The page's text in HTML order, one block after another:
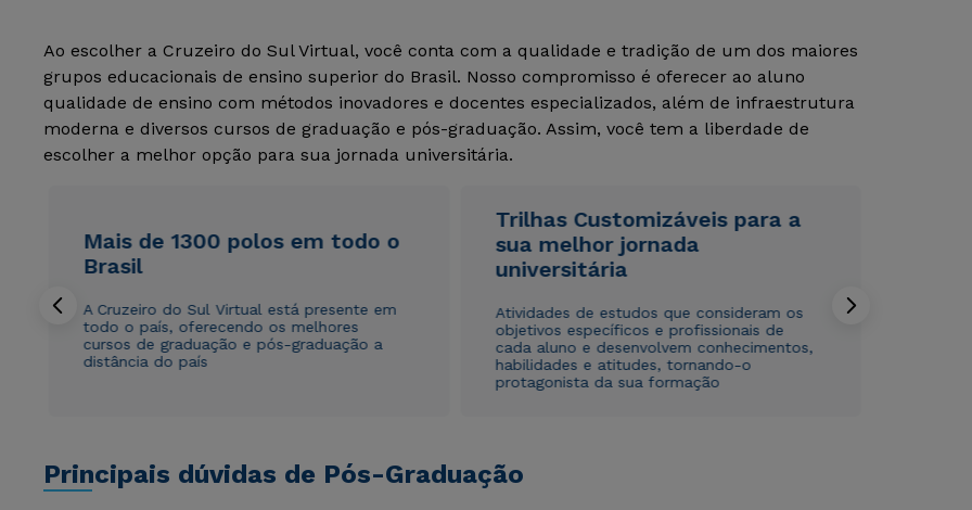
Ao escolher a Cruzeiro do Sul Virtual, você conta com a qualidade e tradição de um dos maiores
grupos educacionais de ensino superior do Brasil. Nosso compromisso é oferecer ao aluno
qualidade de ensino com métodos inovadores e docentes especializados, além de infraestrutura
moderna e diversos cursos de graduação e pós-graduação. Assim, você tem a liberdade de
escolher a melhor opção para sua jornada universitária.
Mais de 1300 polos em todo o
Brasil
A Cruzeiro do Sul Virtual está presente em
todo o país, oferecendo os melhores
cursos de graduação e pós-graduação a
distância do país
Trilhas Customizáveis para a
sua melhor jornada
universitária
Atividades de estudos que consideram os
objetivos específicos e profissionais de
cada aluno e desenvolvem conhecimentos,
habilidades e atitudes, tornando-o
protagonista da sua formação
Principais dúvidas de Pós-Graduação
Rápido e fácil
WhatsApp
Rápido e fácil
WhatsApp